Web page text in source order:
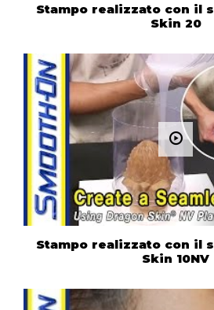
Stampo realizzato con il
Skin 20
Stampo realizzato con il
Skin 10NV